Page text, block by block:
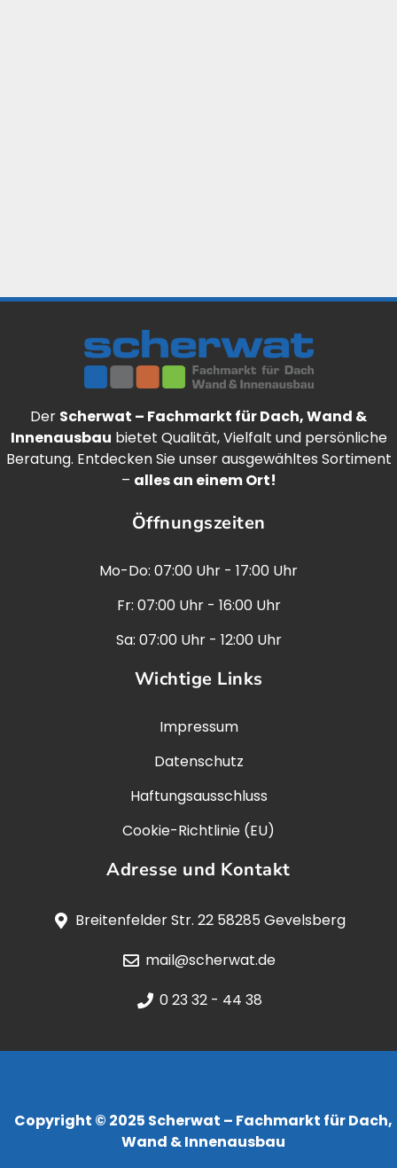
Der Scherwat – Fachmarkt für Dach, Wand &
Innenausbau bietet Qualität, Vielfalt und persönliche
Beratung. Entdecken Sie unser ausgewähltes Sortiment
– alles an einem Ort!
Öffnungszeiten
Mo-Do: 07:00 Uhr - 17:00 Uhr
Fr: 07:00 Uhr - 16:00 Uhr
Sa: 07:00 Uhr - 12:00 Uhr
Wichtige Links
Impressum
Datenschutz
Haftungsausschluss
Cookie-Richtlinie (EU)
Adresse und Kontakt
Breitenfelder Str. 22 58285 Gevelsberg
mail@scherwat.de
0 23 32 - 44 38
Copyright © 2025 Scherwat – Fachmarkt für Dach,
Wand & Innenausbau